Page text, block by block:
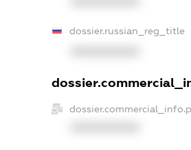
dossier.russian_reg_title